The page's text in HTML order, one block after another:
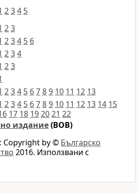
234 5
23
234 5 6
234
23
234 5 6789 10 11 12 13
234 5 6789 10 11 12 13 14 15
17 18 192021 22
издание(BOB)
Copyright by © Българско
2016. Използвани с